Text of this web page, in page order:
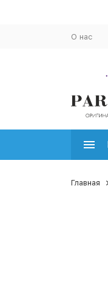
О нас
Главная